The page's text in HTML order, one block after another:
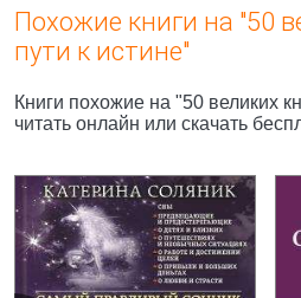
Похожие книги на "50
пути к истине"
Книги похожие на "50 великих
читать онлайн или скачать